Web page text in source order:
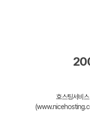
호스팅서비
관련 사항을 회사
게시된 내용을 기준
변경사항에 대해서
제7조 (약관 동의 및
①약관 동의 절차 이
완료하면 서비스 이
전화 02-392-
ㆍ경찰청 (http://
시행일자 : 2015년